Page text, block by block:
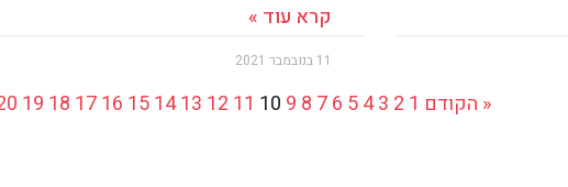
קרא עוד »
11 בנובמבר 2021
« הקודם 1
2
3
4
5
6
7
8
9
10
11
12
13
14
15
16
17
18
19